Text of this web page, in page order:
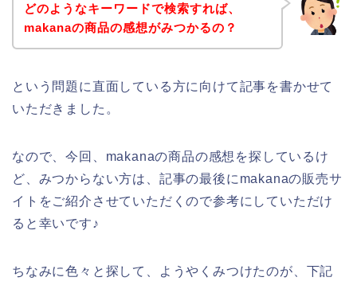
どのようなキーワードで検索すれば、
makanaの商品の感想がみつかるの？
という問題に直面している方に向けて記事を書かせて
いただきました。
なので、今回、makanaの商品の感想を探しているけ
ど、みつからない方は、記事の最後にmakanaの販売サ
イトをご紹介させていただくので参考にしていただけ
ると幸いです♪
ちなみに色々と探して、ようやくみつけたのが、下記